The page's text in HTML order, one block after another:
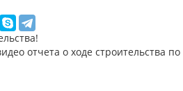
отчета о ходе строительства по